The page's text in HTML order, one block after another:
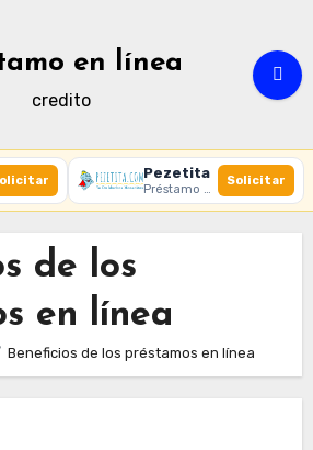
en línea
credito
Pezetita
Préstamo online · Aprobación rápida
Solicitar
de los
en línea
Beneficios de los préstamos en línea